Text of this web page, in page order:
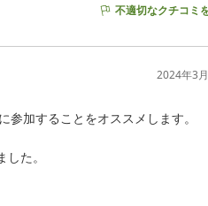
不適切なクチコミ
2024年3
加することをオススメします。
た。